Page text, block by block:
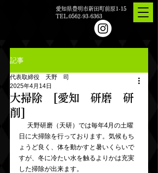
愛知県豊明市新田町前原1-15
TEL.0562-93-6363
記事
大掃除 [愛知 研磨 研
削]
代表取締役 天野 司
2025年4月14日
日に大掃除を行っております。気候もち
ょうど良く、体を動かすと暑いくらいで
すが、冬に冷たい水を触るよりかは充実
した掃除が出来ます。